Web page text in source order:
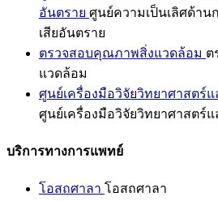
อันตราย ศูนย์ความเป็นเลิศด้าน
เสียอันตราย
ตรวจสอบคุณภาพสิ่งแวดล้อม ต
แวดล้อม
ศูนย์เครื่องมือวิจัยวิทยาศาสตร์แ
ศูนย์เครื่องมือวิจัยวิทยาศาสตร์แ
บริการทางการแพทย์
โอสถศาลา โอสถศาลา